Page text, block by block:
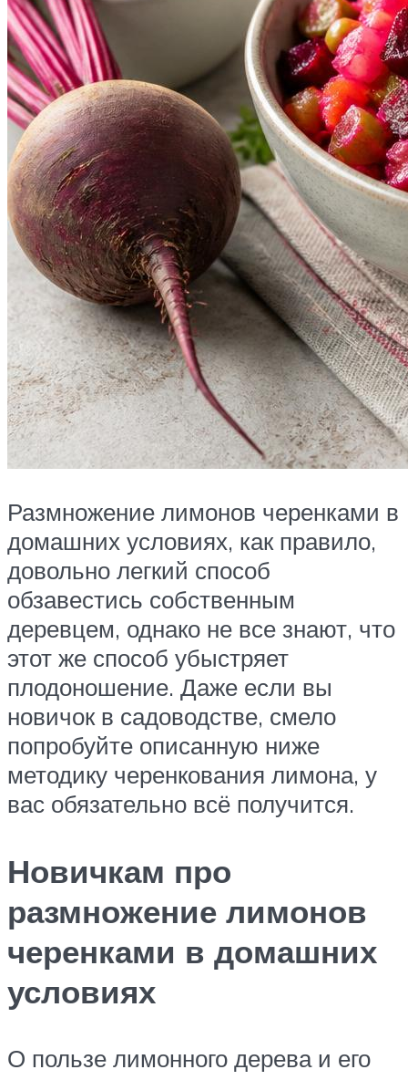
Размножение лимонов черенками в
домашних условиях, как правило,
довольно легкий способ
обзавестись собственным
деревцем, однако не все знают, что
этот же способ убыстряет
плодоношение. Даже если вы
новичок в садоводстве, смело
попробуйте описанную ниже
методику черенкования лимона, у
вас обязательно всё получится.
Новичкам про
размножение лимонов
черенками в домашних
условиях
О пользе лимонного дерева и его